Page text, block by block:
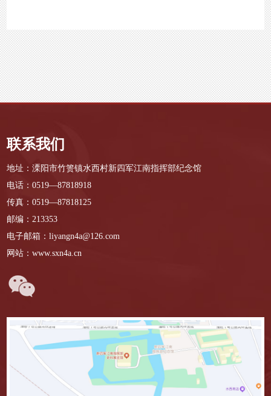
联系我们
地址：溧阳市竹箦镇水西村新四军江南指挥部纪念馆
电话：0519—87818918
传真：0519—87818125
邮编：213353
电子邮箱：liyangn4a@126.com
网站：www.sxn4a.cn